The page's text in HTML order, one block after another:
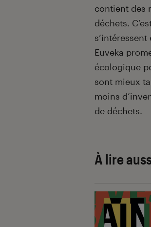
contient des
déchets.
Euveka
écologique
sont mieux
moins
de déchets.
À lire